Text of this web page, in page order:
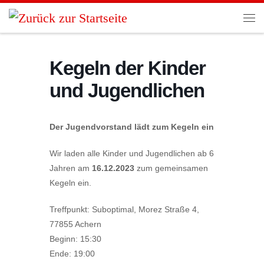
Zum Inhalt springen
Kegeln der Kinder
und Jugendlichen
Der Jugendvorstand lädt zum Kegeln ein
Wir laden alle Kinder und Jugendlichen ab 6
Jahren am 16.12.2023 zum gemeinsamen
Kegeln ein.
Treffpunkt: Suboptimal, Morez Straße 4,
77855 Achern
Beginn: 15:30
Ende: 19:00